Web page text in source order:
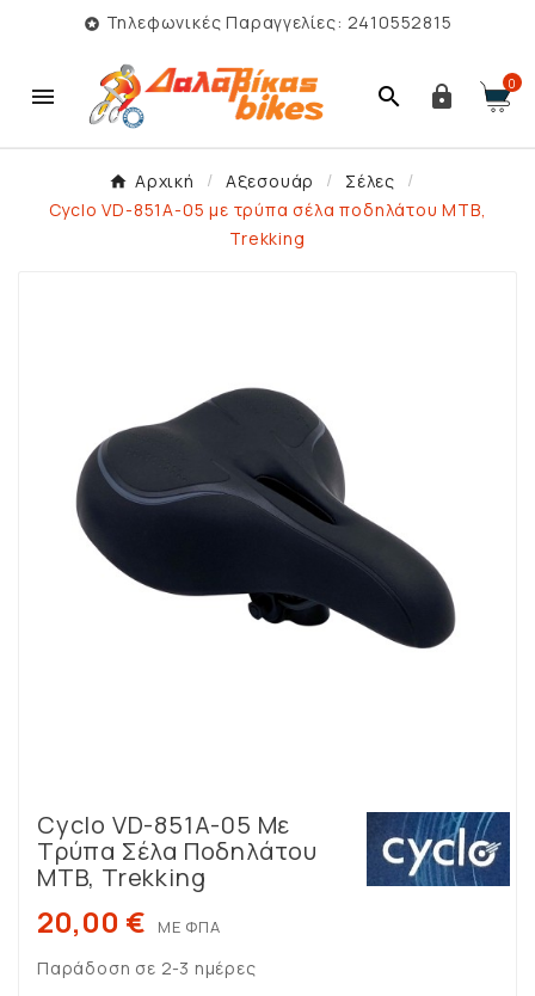
 Τηλεφωνικές Παραγγελίες: 2410552815
   0
Αρχική Αξεσουάρ
Σέλες
Cyclo VD-851Α-05 με τρύπα σέλα ποδηλάτου MTB,
Trekking
Cyclo VD-851Α-05 Με
Τρύπα Σέλα Ποδηλάτου
MTB, Trekking
20,00 € ΜΕ ΦΠΑ
Παράδοση σε 2-3 ημέρες